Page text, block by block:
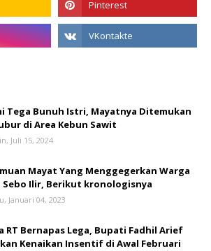
Tega Bunuh Istri, Mayatnya Ditemukan
di Area Kebun Sawit
Juli 15, 2024
Mayat Yang Menggegerkan Warga
Sebo Ilir, Berikut kronologisnya
Januari 04, 2023
RT Bernapas Lega, Bupati Fadhil Arief
Kenaikan Insentif di Awal Februari